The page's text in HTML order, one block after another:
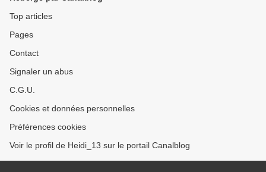
Top articles
Pages
Contact
Signaler un abus
C.G.U.
Cookies et données personnelles
Préférences cookies
Voir le profil de Heidi_13 sur le portail Canalblog